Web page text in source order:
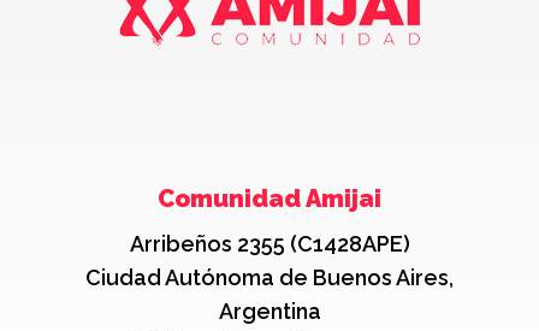
Comunidad Amijai
Arribeños 2355 (C1428APE)
Ciudad Autónoma de Buenos Aires,
Argentina